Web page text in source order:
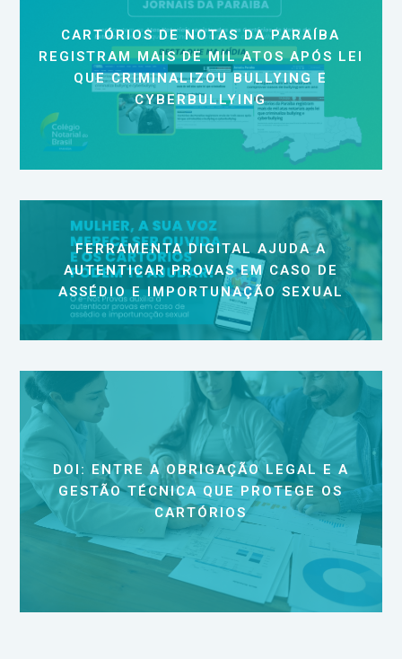
CARTÓRIOS DE NOTAS DA PARAÍBA
REGISTRAM MAIS DE MIL ATOS APÓS LEI
QUE CRIMINALIZOU BULLYING E
CYBERBULLYING
FERRAMENTA DIGITAL AJUDA A
AUTENTICAR PROVAS EM CASO DE
ASSÉDIO E IMPORTUNAÇÃO SEXUAL
DOI: ENTRE A OBRIGAÇÃO LEGAL E A
GESTÃO TÉCNICA QUE PROTEGE OS
CARTÓRIOS